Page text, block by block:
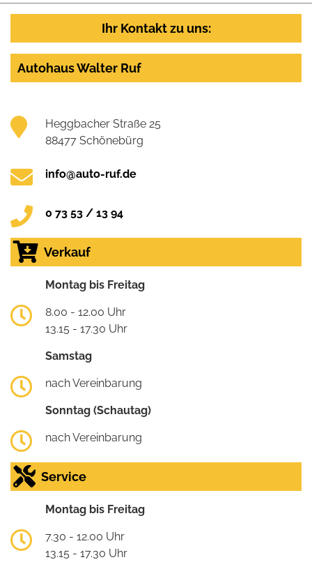
Ihr Kontakt zu uns:
Autohaus Walter Ruf
Heggbacher Straße 25
88477 Schönebürg
info@auto-ruf.de
0 73 53 / 13 94
Verkauf
Montag bis Freitag
8.00 - 12.00 Uhr
13.15 - 17.30 Uhr
Samstag
nach Vereinbarung
Sonntag (Schautag)
nach Vereinbarung
Service
Montag bis Freitag
7.30 - 12.00 Uhr
13.15 - 17.30 Uhr